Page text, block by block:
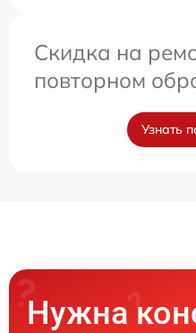
Скидка на
повторном
Узнать
Нужна